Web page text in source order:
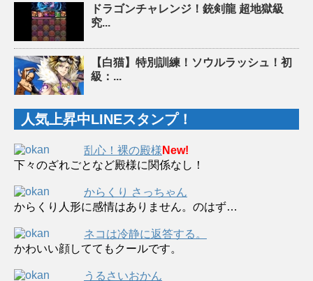
ドラゴンチャレンジ！銃剣龍 超地獄級
究...
【白猫】特別訓練！ソウルラッシュ！初
級：...
人気上昇中LINEスタンプ！
乱心！裸の殿様 New!
下々のざれごとなど殿様に関係なし！
からくり さっちゃん
からくり人形に感情はありません。のはず…
ネコは冷静に返答する。
かわいい顔しててもクールです。
うるさいおかん